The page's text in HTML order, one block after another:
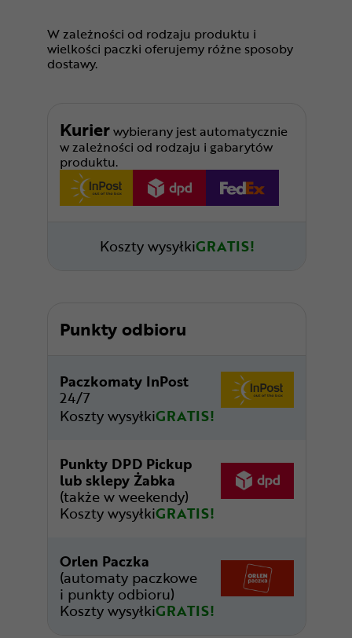
W zależności od rodzaju produktu i
wielkości paczki oferujemy różne sposoby
dostawy.
Kurierwybierany jest automatycznie
w zależności od rodzaju i gabarytów
produktu.
Koszty wysyłkiGRATIS!
Punkty odbioru
Paczkomaty InPost
24/7
Koszty wysyłkiGRATIS!
Punkty DPD Pickup
lub sklepy Żabka
(także w weekendy)
Koszty wysyłkiGRATIS!
Orlen Paczka
(automaty paczkowe
i punkty odbioru)
Koszty wysyłkiGRATIS!